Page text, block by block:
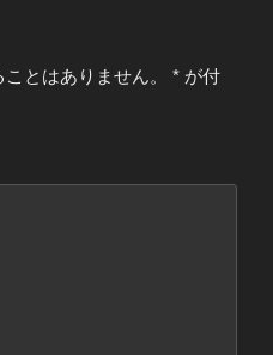
とはありません。 * が付